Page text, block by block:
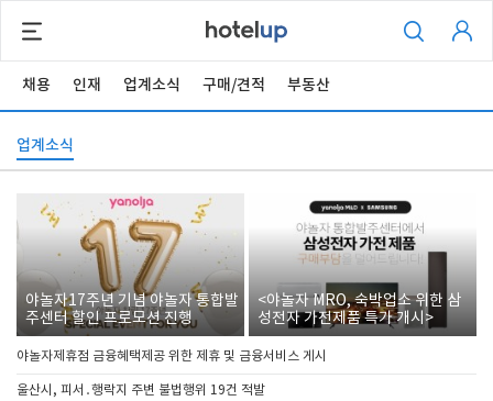
채용 인재 업계소식 구매/견적 부동산
업계소식
야놀자17주년 기념 야놀자 통합발
주센터 할인 프로모션 진행
<야놀자 MRO, 숙박업소 위한 삼
성전자 가전제품 특가 개시>
야놀자제휴점 금융혜택제공 위한 제휴 및 금융서비스 게시
울산시, 피서․행락지 주변 불법행위 19건 적발